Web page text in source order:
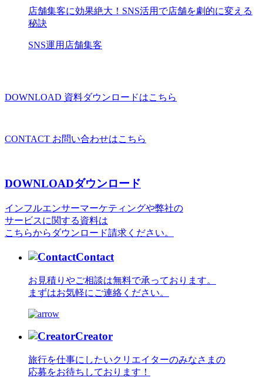
店舗集客に効果絶大！SNS活用で店舗を劇的に変える
秘訣
SNS運用 店舗集客
DOWNLOAD 資料ダウンロードはこちら
CONTACT お問い合わせはこちら
DOWNLOADダウンロード
インフルエンサーマーケティングや弊社の
サービスに関する資料は
こちらからダウンロード請求ください。
Contact
お見積りやご相談は無料で承っております。
まずはお気軽にご連絡ください。
Creator
旅行を仕事にしたいクリエイターのみなさまの
応募をお待ちしております！